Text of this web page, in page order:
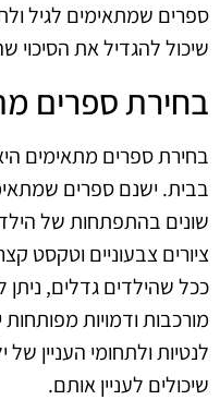
ספרים שמתאימים לגיל
שיכול להגדיל את הסיכוי
בחירת ספרים
בחירת ספרים מתאימים
בבית. ישנם ספרים
שונים בהתפתחות של
ציורים צבעוניים וטקסט
ככל שהילדים גדלים,
מורכבות ודמויות
לנטיות ולתחומי העניין
שיכולים לעניין אותם.